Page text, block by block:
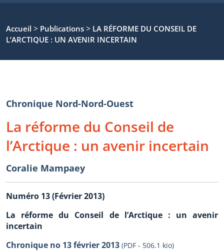
Accueil > Publications > LA RÉFORME DU CONSEIL DE
L’ARCTIQUE : UN AVENIR INCERTAIN
Chronique Nord-Nord-Ouest
La réforme du Conseil de
l’Arctique : un avenir incertain
Coralie Mampaey
Numéro 13 (Février 2013)
La réforme du Conseil de l’Arctique : un avenir
incertain
Chronique no 13 février 2013 (PDF - 506.1 kio)